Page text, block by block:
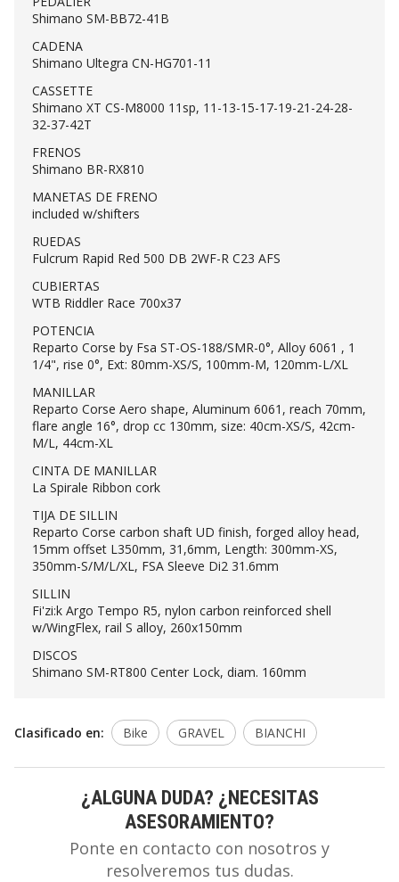
Shimano SM-BB72-41B
CADENA
Shimano Ultegra CN-HG701-11
CASSETTE
Shimano XT CS-M8000 11sp, 11-13-15-17-19-21-24-28-
32-37-42T
FRENOS
Shimano BR-RX810
MANETAS DE FRENO
included w/shifters
RUEDAS
Fulcrum Rapid Red 500 DB 2WF-R C23 AFS
CUBIERTAS
WTB Riddler Race 700x37
POTENCIA
Reparto Corse by Fsa ST-OS-188/SMR-0°, Alloy 6061 , 1
1/4", rise 0°, Ext: 80mm-XS/S, 100mm-M, 120mm-L/XL
MANILLAR
Reparto Corse Aero shape, Aluminum 6061, reach 70mm,
flare angle 16°, drop cc 130mm, size: 40cm-XS/S, 42cm-
M/L, 44cm-XL
CINTA DE MANILLAR
La Spirale Ribbon cork
TIJA DE SILLIN
Reparto Corse carbon shaft UD finish, forged alloy head,
15mm offset L350mm, 31,6mm, Length: 300mm-XS,
350mm-S/M/L/XL, FSA Sleeve Di2 31.6mm
SILLIN
Fi'zi:k Argo Tempo R5, nylon carbon reinforced shell
w/WingFlex, rail S alloy, 260x150mm
DISCOS
Shimano SM-RT800 Center Lock, diam. 160mm
Clasificado en: Bike GRAVEL BIANCHI
¿ALGUNA DUDA? ¿NECESITAS
ASESORAMIENTO?
Ponte en contacto con nosotros y
resolveremos tus dudas.